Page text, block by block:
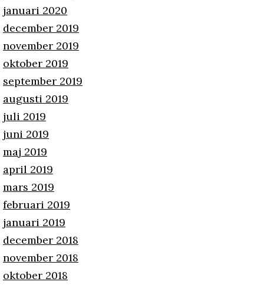
januari 2020
december 2019
november 2019
oktober 2019
september 2019
augusti 2019
juli 2019
juni 2019
maj 2019
april 2019
mars 2019
februari 2019
januari 2019
december 2018
november 2018
oktober 2018